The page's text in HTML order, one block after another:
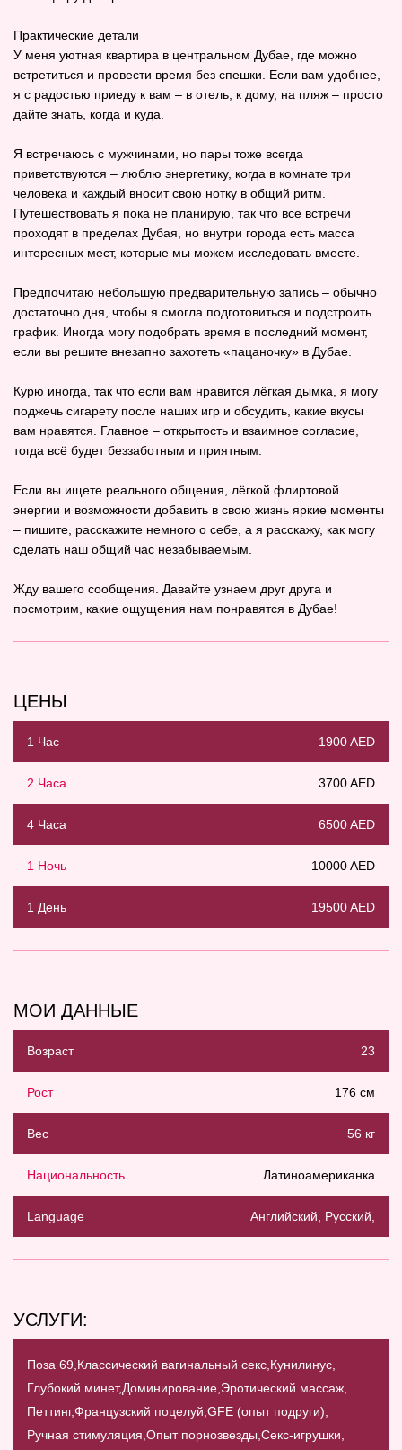
Практические детали
У меня уютная квартира в центральном Дубае, где можно
встретиться и провести время без спешки. Если вам удобнее,
я с радостью приеду к вам – в отель, к дому, на пляж – просто
дайте знать, когда и куда.
Я встречаюсь с мужчинами, но пары тоже всегда
приветствуются – люблю энергетику, когда в комнате три
человека и каждый вносит свою нотку в общий ритм.
Путешествовать я пока не планирую, так что все встречи
проходят в пределах Дубая, но внутри города есть масса
интересных мест, которые мы можем исследовать вместе.
Предпочитаю небольшую предварительную запись – обычно
достаточно дня, чтобы я смогла подготовиться и подстроить
график. Иногда могу подобрать время в последний момент,
если вы решите внезапно захотеть «пацаночку» в Дубае.
Курю иногда, так что если вам нравится лёгкая дымка, я могу
поджечь сигарету после наших игр и обсудить, какие вкусы
вам нравятся. Главное – открытость и взаимное согласие,
тогда всё будет беззаботным и приятным.
Если вы ищете реального общения, лёгкой флиртовой
энергии и возможности добавить в свою жизнь яркие моменты
– пишите, расскажите немного о себе, а я расскажу, как могу
сделать наш общий час незабываемым.
Жду вашего сообщения. Давайте узнаем друг друга и
посмотрим, какие ощущения нам понравятся в Дубае!
ЦЕНЫ
1 Час 1900 AED
2 Часа 3700 AED
4 Часа 6500 AED
1 Ночь 10000 AED
1 День 19500 AED
МОИ ДАННЫЕ
Возраст 23
Рост 176 см
Вес 56 кг
Национальность Латиноамериканка
Language Английский, Русский,
УСЛУГИ:
Поза 69, Классический вагинальный секс, Кунилинус,
Глубокий минет,Доминирование, Эротический массаж,
Петтинг,Французский поцелуй, GFE (опыт подруги),
Ручная стимуляция, Опыт порнозвезды, Секс-игрушки,